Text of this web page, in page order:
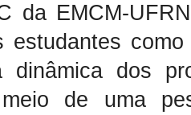
da EMCM-
estudantes
dinâmica dos
de uma